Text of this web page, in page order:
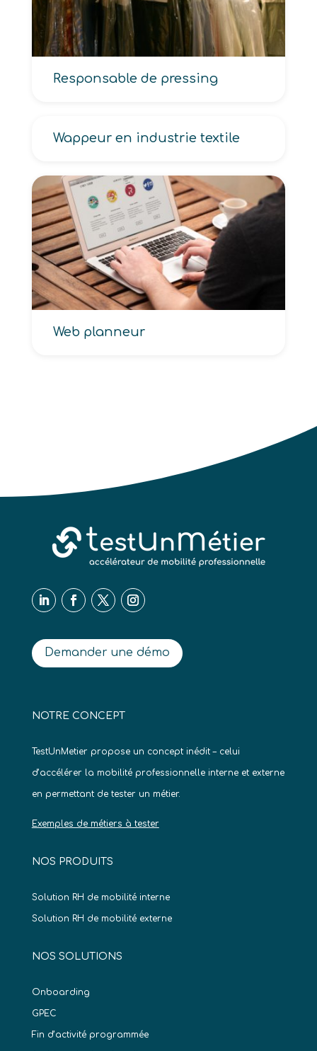
Responsable de pressing
Wappeur en industrie textile
Web planneur
Demander une démo
NOTRE CONCEPT
TestUnMetier propose un concept inédit – celui
d’accélérer la mobilité professionnelle interne et externe
en permettant de tester un métier.
Exemples de métiers à tester
NOS PRODUITS
Solution RH de mobilité interne
Solution RH de mobilité externe
NOS SOLUTIONS
Onboarding
GPEC
Fin d’activité programmée